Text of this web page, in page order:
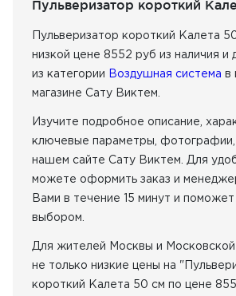
Пульверизатор короткий
Пульверизатор короткий Калета
низкой цене 8552 руб из наличия и
из категории Воздушная система в
магазине Сату Виктем.
Изучите подробное описание,
ключевые параметры, фотографии,
нашем сайте Сату Виктем. Для
можете оформить заказ и
Вами в течение 15 минут и
выбором.
Для жителей Москвы и Московской
не только низкие цены на
короткий Калета 50 см по цене